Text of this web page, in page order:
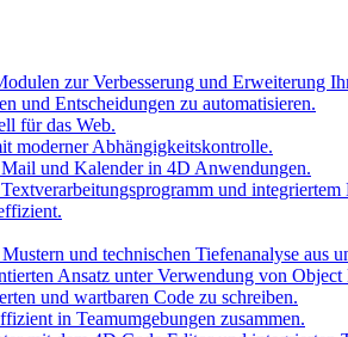
zur Verbesserung und Erweiterung
und Entscheidungen zu automatisieren.
für das Web.
moderner Abhängigkeitskontrolle.
und Kalender in 4D Anwendungen.
und integriertem
und technischen Tiefenanalyse aus
Ansatz unter Verwendung von Object
und wartbaren Code zu schreiben.
in Teamumgebungen zusammen.